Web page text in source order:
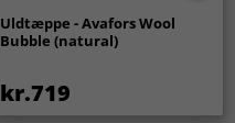
Uldtæppe - Avafors Wool
Bubble (natural)
kr.719